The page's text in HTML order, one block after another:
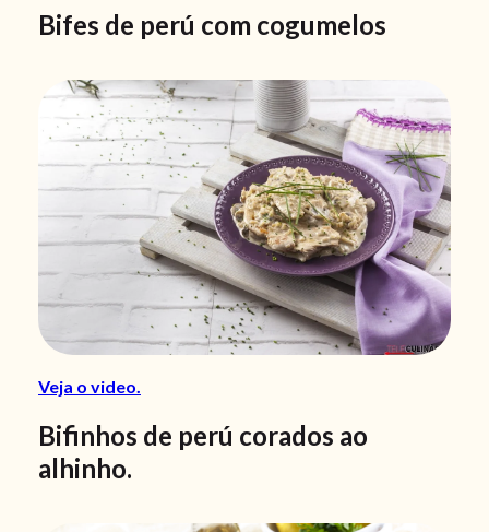
Bifes de perú com cogumelos
Veja o video.
Bifinhos de perú corados ao
alhinho.